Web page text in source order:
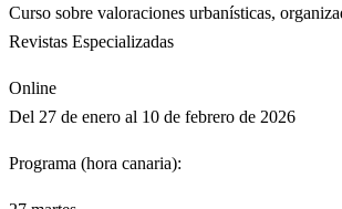
Curso sobre valoraciones urbanísticas,
Revistas Especializadas
Online
Del 27 de enero al 10 de febrero de 2026
Programa (hora canaria):